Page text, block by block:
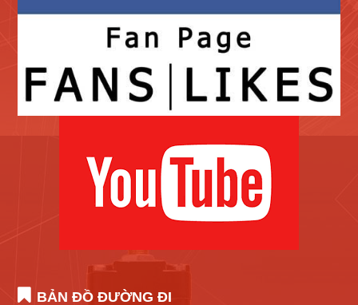
BẢN ĐỒ ĐƯỜNG ĐI